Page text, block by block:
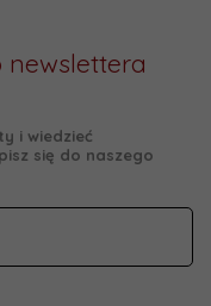
newslettera
i wiedzieć
się do naszego